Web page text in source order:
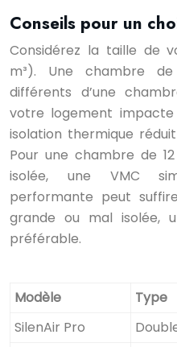
Conseils pour un
Considérez la taille de
m³). Une chambre
différents d’une
votre logement impacte
isolation thermique
Pour une chambre de
isolée, une VMC
performante peut
grande ou mal isolée,
préférable.
Modèle Type
SilenAir Pro